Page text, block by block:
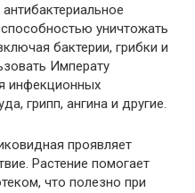
уничтожать
бактерии, грибки и
Императу
инфекционных
грипп, ангина и другие.
проявляет
Растение помогает
что полезно при